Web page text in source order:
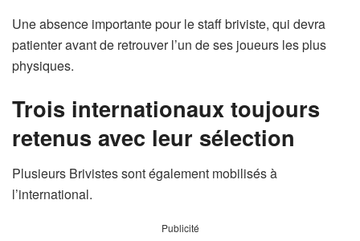
Une absence importante pour le staff briviste, qui devra
patienter avant de retrouver l’un de ses joueurs les plus
physiques.
Trois internationaux toujours
retenus avec leur sélection
Plusieurs Brivistes sont également mobilisés à
l’international.
Publicité